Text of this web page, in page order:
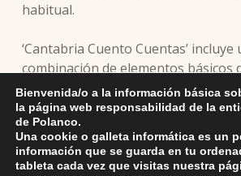
habitual.
‘Cantabria Cuento Cuentas’
combinación de elementos básicos
infantil universal y de la
Cantabria.
Bienvenida/o a la información básica
la página web responsabilidad de la
de Polanco.
Una cookie o galleta informática es un
información que se guarda en tu
tableta cada vez que visitas nuestra